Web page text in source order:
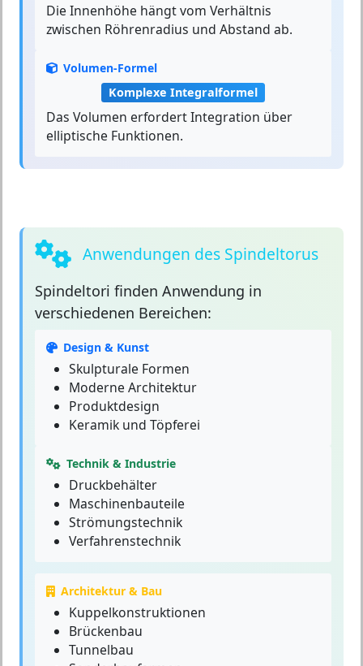
Die Innenhöhe hängt vom Verhältnis
zwischen Röhrenradius und Abstand ab.
Volumen-Formel
Komplexe Integralformel
Das Volumen erfordert Integration über
elliptische Funktionen.
Anwendungen des Spindeltorus
Spindeltori finden Anwendung in
verschiedenen Bereichen:
Design & Kunst
Skulpturale Formen
Moderne Architektur
Produktdesign
Keramik und Töpferei
Technik & Industrie
Druckbehälter
Maschinenbauteile
Strömungstechnik
Verfahrenstechnik
Architektur & Bau
Kuppelkonstruktionen
Brückenbau
Tunnelbau